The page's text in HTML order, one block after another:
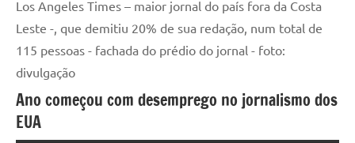
Los Angeles Times – maior jornal do país fora da Costa
Leste -, que demitiu 20% de sua redação, num total de
115 pessoas - fachada do prédio do jornal - foto:
divulgação
Ano começou com desemprego no jornalismo dos
EUA